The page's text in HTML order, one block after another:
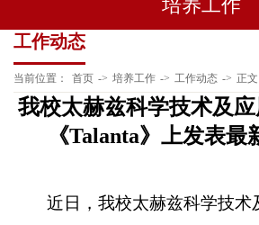
培养工作
工作动态
当前位置： 首页 -> 培养工作 -> 工作动态 -> 正文
我校太赫兹科学技术及
《Talanta》上发表最
近日，我校太赫兹科学技术